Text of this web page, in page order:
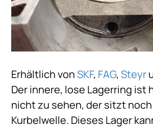
Erhältlich vonSKF, FAG,Steyr
Der innere, lose Lagerring ist
nicht zu sehen, der sitzt
Kurbelwelle. Dieses Lager